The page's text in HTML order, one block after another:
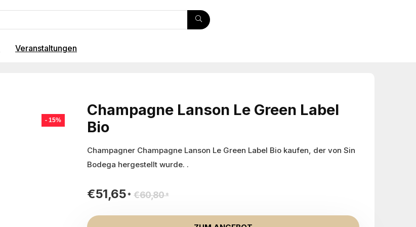
Veranstaltungen
- 15%
Champagne Lanson Le Green Label
Bio
Champagner Champagne Lanson Le Green Label Bio kaufen, der von Sin
Bodega hergestellt wurde. .
€60,80 Ursprünglicher
€51,65
Aktueller